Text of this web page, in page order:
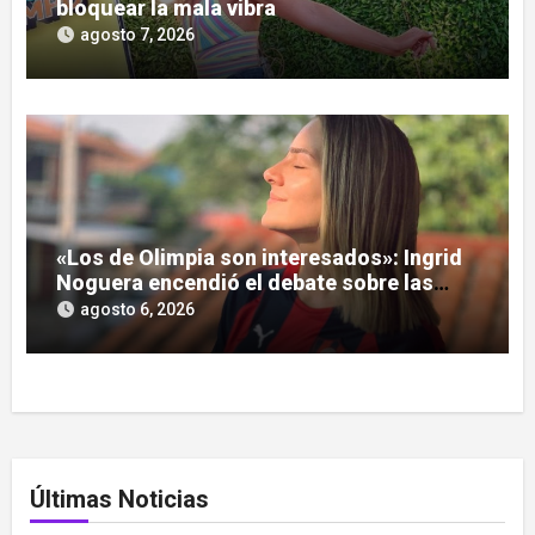
bloquear la mala vibra
agosto 7, 2026
«Los de Olimpia son interesados»: Ingrid
Noguera encendió el debate sobre las
hinchadas
agosto 6, 2026
Últimas Noticias